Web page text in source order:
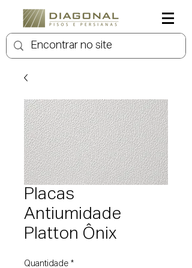
Placas
Antiumidade
Platton Ônix
Quantidade *